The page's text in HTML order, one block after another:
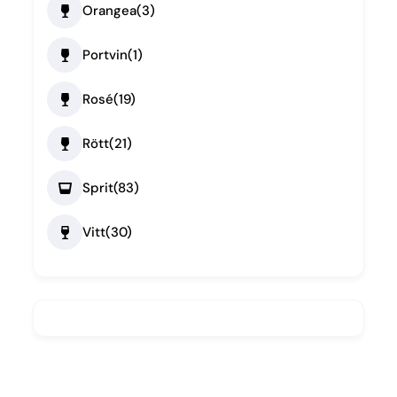
Orangea(3)
Portvin(1)
Rosé(19)
Rött(21)
Sprit(83)
Vitt(30)